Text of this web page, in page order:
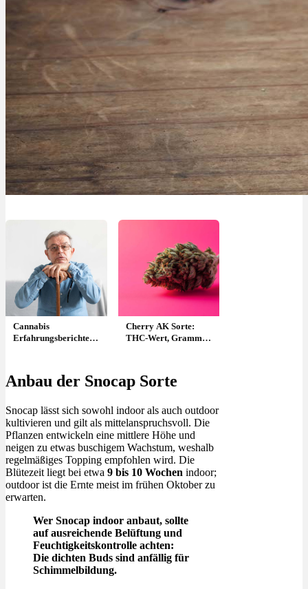
Menü
Cannabis
Erfahrungsberichte:
Cherry AK Sorte:
THC-Wert, Gramm
Anbau der Snocap Sorte
Snocap lässt sich sowohl indoor als auch outdoor
kultivieren und gilt als mittelanspruchsvoll. Die
Pflanzen entwickeln eine mittlere Höhe und
neigen zu etwas buschigem Wachstum, weshalb
regelmäßiges Topping empfohlen wird. Die
Blütezeit liegt bei etwa 9 bis 10 Wochen indoor;
outdoor ist die Ernte meist im frühen Oktober zu
erwarten.
Wer Snocap indoor anbaut, sollte
auf ausreichende Belüftung und
Feuchtigkeitskontrolle achten:
Die dichten Buds sind anfällig für
Schimmelbildung.